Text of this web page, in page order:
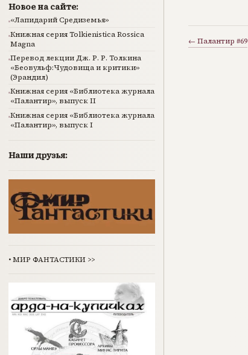
Новое на сайте:
«Лапидарий Средиземья»
Книжная серия Tolkienistica Rossica
Magna
Перевод лекции Дж. Р. Р. Толкина
«Беовульф:Чудовища и критики»
(Эрандил)
Книжная серия «Библиотека журнала
«Палантир», выпуск II
Книжная серия «Библиотека журнала
«Палантир», выпуск I
Наши друзья:
•МИР ФАНТАСТИКИ >>
← Палантир #69